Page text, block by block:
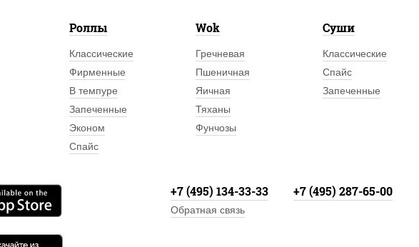
Роллы
Классические
Фирменные
В темпуре
Запеченные
Эконом
Спайс
Wok
Гречневая
Пшеничная
Яичная
Тяханы
Фунчозы
Суши
Классические
Спайс
Запеченные
+7 (495) 134-33-33 +7 (495) 287-65-00
Обратная связь